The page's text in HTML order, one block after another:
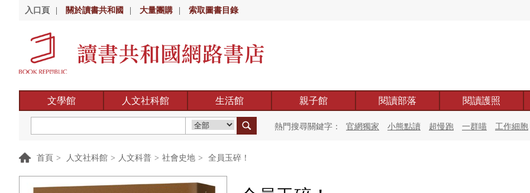
入口頁 關於讀書共和國 大量團購 索取圖書目錄
文學館 人文社科館 生活館 親子館 閱讀部落 閱讀護照
熱門搜尋關鍵字： 官網獨家 小熊點讀 超慢跑 一群喵 工作細胞
首頁 > 人文社科館 > 人文科普 > 社會史地 > 全員玉碎！